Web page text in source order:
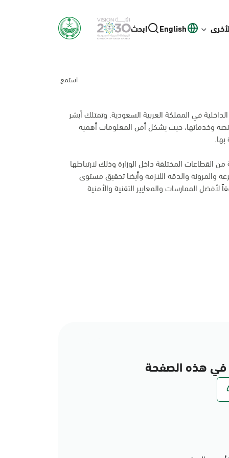
English ابحث
استمع
في المملكة العربية السعودية. وتمتلك أبشر
وخدماتها، حيث يشكل أمن المعلومات أهمية
القطاعات المختلفة داخل الوزارة وذلك لارتباطها
والمرونة والدقة اللازمة وأيضا تحقيق مستوى
لأفضل الممارسات والمعايير التقنية والأمنية
هذه الصفحة